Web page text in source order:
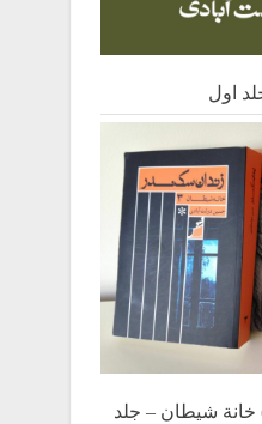
اول
شیطان – جلد